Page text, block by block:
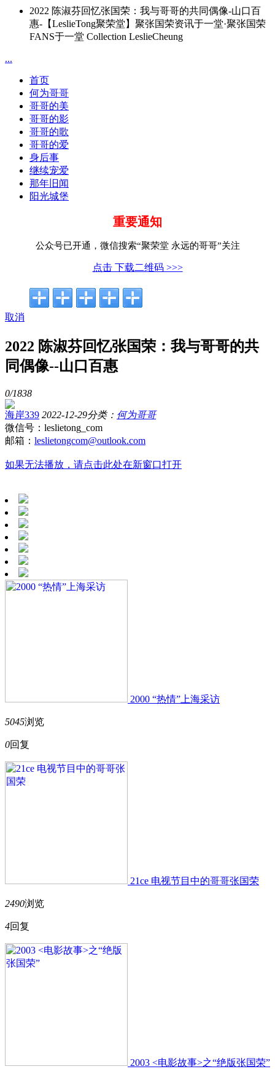
2022 陈淑芬回忆张国荣：我与哥哥的共同偶像-山口百
惠-【LeslieTong聚荣堂】聚张国荣资讯于一堂·聚张国荣
FANS于一堂 Collection LeslieCheung
...
首页
何为哥哥
哥哥的美
哥哥的影
哥哥的歌
哥哥的爱
身后事
继续宠爱
那年旧闻
阳光城堡
重要通知
公众号已开通，微信搜索“聚荣堂 永远的哥哥”关注
点击 下载二维码 >>>
取消
2022 陈淑芬回忆张国荣：我与哥哥的共
同偶像--山口百惠
0/1838
海岸339 2022-12-29分类： 何为哥哥
微信号：leslietong_com
邮箱： leslietongcom@outlook.com
如果无法播放，请点击此处在新窗口打开
2000 “热情”上海采访
5045浏览
0回复
21ce 电视节目中的哥哥张国荣
2490浏览
4回复
2003 <电影故事>之“绝版张国荣”